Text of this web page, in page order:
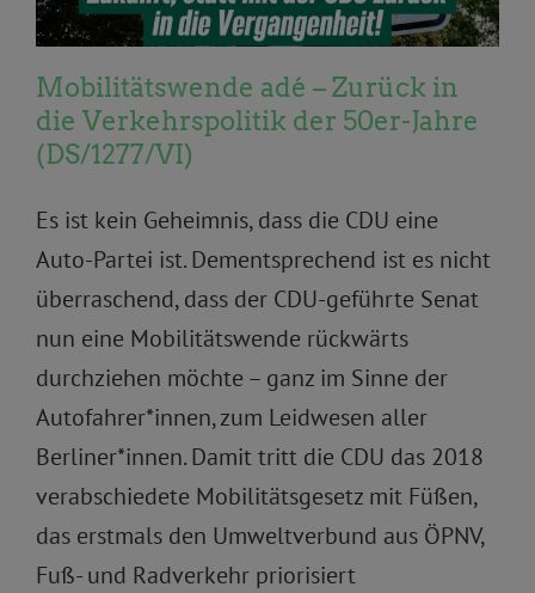
Mobilitätswende adé – Zurück in
die Verkehrspolitik der 50er-Jahre
(DS/1277/VI)
Es ist kein Geheimnis, dass die CDU eine
Auto-Partei ist. Dementsprechend ist es nicht
überraschend, dass der CDU-geführte Senat
nun eine Mobilitätswende rückwärts
durchziehen möchte – ganz im Sinne der
Autofahrer*innen, zum Leidwesen aller
Berliner*innen. Damit tritt die CDU das 2018
verabschiedete Mobilitätsgesetz mit Füßen,
das erstmals den Umweltverbund aus ÖPNV,
Fuß- und Radverkehr priorisiert